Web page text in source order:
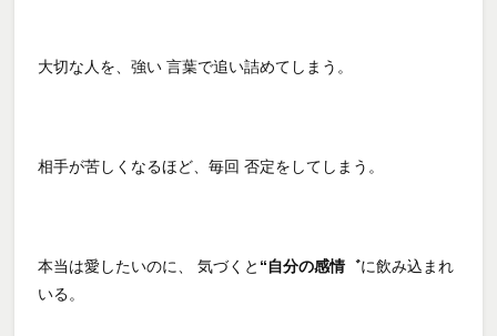
大切な人を、強い 言葉で追い詰めてしまう。
相手が苦しくなるほど、毎回 否定をしてしまう。
本当は愛したいのに、 気づくと “自分の感情゛に飲み込まれ
いる。